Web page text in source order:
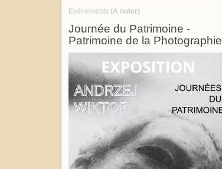
Evénements (A noter)
Journée du Patrimoine -
Patrimoine de la Photographie